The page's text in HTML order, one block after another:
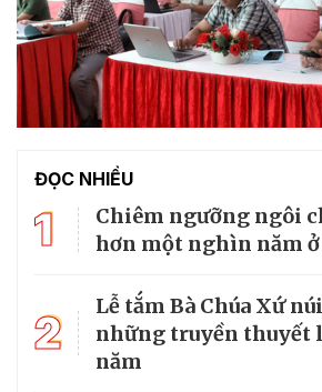
ĐỌC NHIỀU
1
Chiêm ngưỡng ngôi
hơn một nghìn năm ở
2
Lễ tắm Bà Chúa Xứ
những truyền thuyết
năm